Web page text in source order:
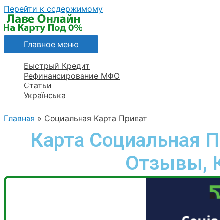
Перейти к содержимому
Главное меню
Быстрый Кредит
Рефинансирование МФО
Статьи
Українська
Главная Социальная Карта Приват
Карта Социальная
Отзывы,